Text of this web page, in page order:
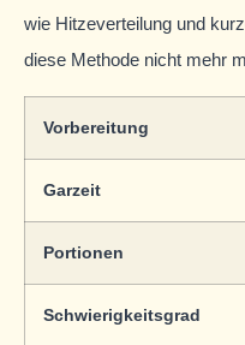
wie Hitzeverteilung und
diese Methode nicht mehr
Vorbereitung
Garzeit
Portionen
Schwierigkeitsgrad